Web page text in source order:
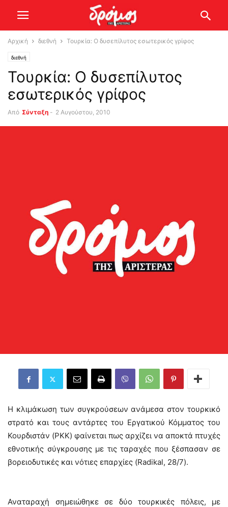
Αρχική διεθνή Τουρκία: Ο δυσεπίλυτος εσωτερικός γρίφος
διεθνή
Τουρκία: Ο δυσεπίλυτος
εσωτερικός γρίφος
Από Σύνταξη - 2 Αυγούστου, 2010
Η κλιμάκωση των συγκρούσεων ανάμεσα στον τουρκικό
στρατό και τους αντάρτες του Εργατικού Κόμματος του
Κουρδιστάν (PKK) φαίνεται πως αρχίζει να αποκτά πτυχές
εθνοτικής σύγκρουσης με τις ταραχές που ξέσπασαν σε
βορειοδυτικές και νότιες επαρχίες (Radikal, 28/7).
Αναταραχή σημειώθηκε σε δύο τουρκικές πόλεις, με